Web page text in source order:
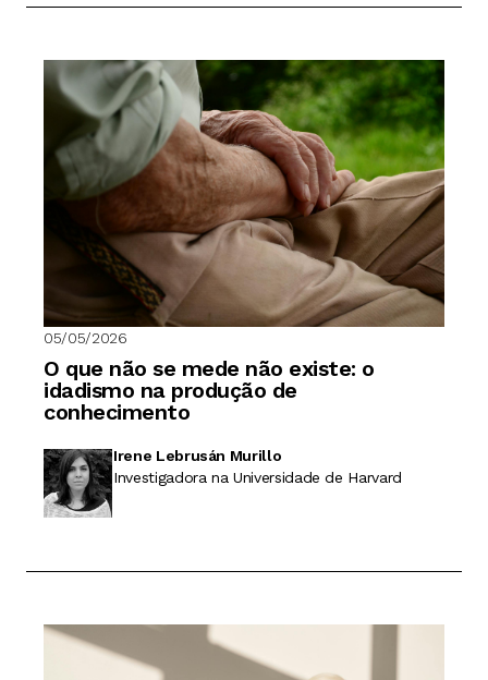
05/05/2026
O que não se mede não existe: o
idadismo na produção de
conhecimento
Irene Lebrusán Murillo
Investigadora na Universidade de Harvard